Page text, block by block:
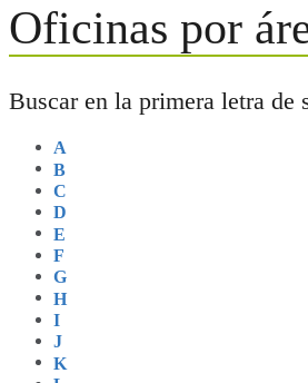
Oficinas por
Buscar en la primera letra de
A
B
C
D
E
F
G
H
I
J
K